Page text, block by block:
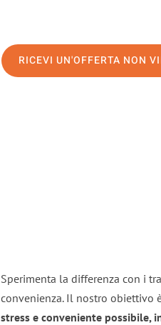
RICEVI UN'OFFERTA NON
Sperimenta la differenza con i
convenienza. Il nostro obiettivo
stress e conveniente possibile,